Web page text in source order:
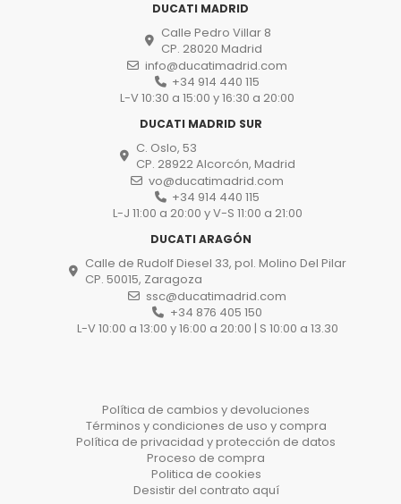
DUCATI MADRID
Calle Pedro Villar 8
CP. 28020 Madrid
info@ducatimadrid.com
+34 914 440 115
L-V 10:30 a 15:00 y 16:30 a 20:00
DUCATI MADRID SUR
C. Oslo, 53
CP. 28922 Alcorcón, Madrid
vo@ducatimadrid.com
+34 914 440 115
L-J 11:00 a 20:00 y V-S 11:00 a 21:00
DUCATI ARAGÓN
Calle de Rudolf Diesel 33, pol. Molino Del Pilar
CP. 50015, Zaragoza
ssc@ducatimadrid.com
+34 876 405 150
L-V 10:00 a 13:00 y 16:00 a 20:00 | S 10:00 a 13.30
Política de cambios y devoluciones
Términos y condiciones de uso y compra
Política de privacidad y protección de datos
Proceso de compra
Politica de cookies
Desistir del contrato aquí